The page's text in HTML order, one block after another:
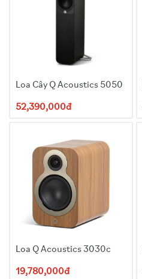
Loa Cây Q Acoustics 5050
52,390,000đ
Loa Q Acoustics 3030c
19,780,000đ